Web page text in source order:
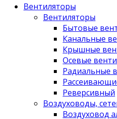
Вентиляторы
Вентиляторы
Бытовые
Канальные
Крышные
Осевые
Радиальные
Реверсивный
Воздуховоды,
Воздуховод